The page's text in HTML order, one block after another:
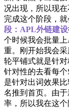
况出现，所以现在
完成这个阶段，
段：APL外链建设
个时候我会批量上
重。刚开始我会采
轮平铺式就是针
针对性的去看每
是针对出词效果
名推到首页。由
率，所以我在这